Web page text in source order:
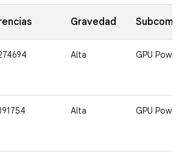
Gravedad
Alta GPU
Alta GPU